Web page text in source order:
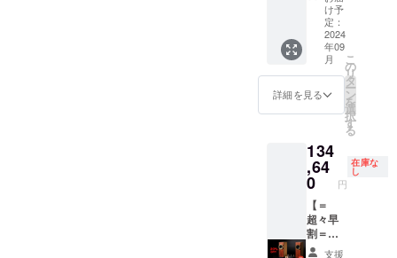
（赤・
黒各２
本） ・
バナナ
プラ
グ：4本
アンプ
(TUBE-
04J) ・
ズ：
H33㎜
ⅹW98
㎜ ・重
さ：345
ｇ ※送
料込み
のお値
間：3年
属品】
・オー
ディオ
ケーブ
ル（ス
テレオ
ミニ・
ン
ジャッ
ク）：
1M × 1
本 ・ス
ピー
カー
ケーブ
1M × 1
本 ・ス
ピー
カー
ケーブ
ル：
1.5M ×
4本
（赤・
本） ・
バナナ
プラ
グ：4本
アンプ
(TUBE-
04J) ・
サイ
㎜ ・重
量：
2.03Kg
・ス
ピー
カーユ
ニッ
ト：
8cm ・
木製
（ブビ
ンガと
シナベ
ニア）
・定格
電力：
25W ・
なって
おりま
す！ ■
詳細 ・
商品
名：
OPUS4
・サイ
ズ：Ｗ
H295㎜
× D155
㎜ ・重
量：
2.03Kg
・ス
ピー
カーユ
「OPU
S4」と
アンプ
をセッ
トでお
届けい
たしま
す。 お
家で、
スで、
音の迫
力をご
体感く
ださ
い。 ク
ラウド
ファン
け予
定：
2024
年09
月
詳細を見る
こ
の
リ
タ
ー
ン
を
選
択
す
る
134
,64
0 円
在庫な
し
【＝
超々早
割＝
OPUS4
支援